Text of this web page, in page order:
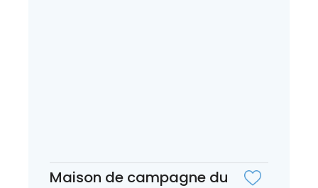
Maison de campagne du